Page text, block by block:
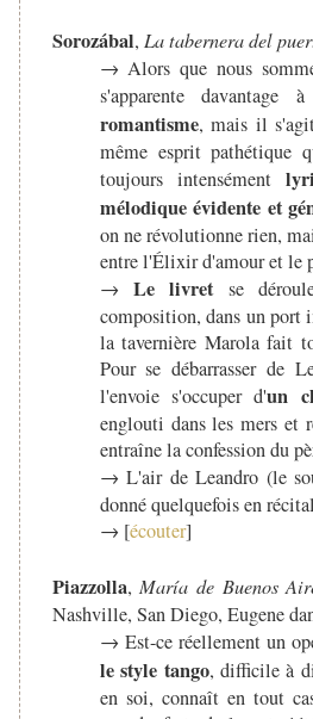
Sorozábal, La tabernera del
→ Alors que nous
s'apparente
romantisme, mais il
même esprit pathétique
toujours intensément
mélodique évidente et
on ne révolutionne rien,
entre l'Élixir d'amour et le
→Le livretse
composition, dans un port
la tavernière Marola fait
Pour se débarrasser de
l'envoie s'occuper d'un
englouti dans les mers et
entraîne la confession du
→ L'air de Leandro (le
donné quelquefois en
→ [écouter]
Piazzolla,María de Buenos
Nashville, San Diego, Eugene
→ Est-ce réellement un
le style tango, difficile à
en soi, connaît en tout